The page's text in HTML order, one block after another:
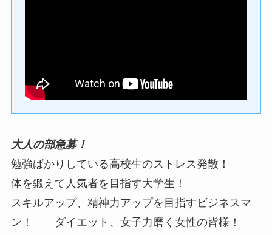
大人の部急募！
勉強ばかりしている高校生のストレス発散！
体を鍛えて人気者を目指す大学生！
スキルアップ、精神力アップを目指すビジネスマ
ン！ ダイエット、女子力磨く女性の皆様！